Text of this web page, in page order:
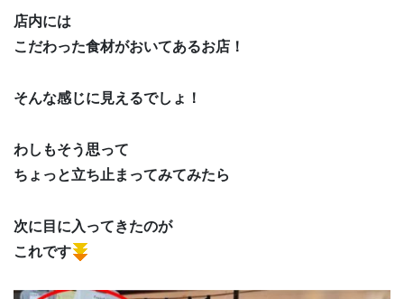
店内には
こだわった食材がおいてあるお店！
そんな感じに見えるでしょ！
わしもそう思って
ちょっと立ち止まってみてみたら
次に目に入ってきたのが
これです